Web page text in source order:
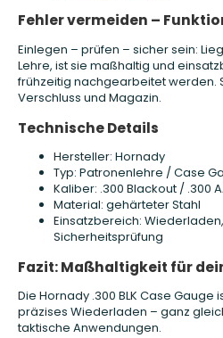
Fehler vermeiden –
Einlegen – prüfen – sicher sein:
Lehre, ist sie maßhaltig und
frühzeitig nachgearbeitet werden.
Verschluss und Magazin.
Technische Details
Hersteller: Hornady
Typ: Patronenlehre / Case
Kaliber: .300 Blackout / .300
Material: gehärteter Stahl
Einsatzbereich:
Sicherheitsprüfung
Fazit: Maßhaltigkeit für
Die Hornady .300 BLK Case
präzises Wiederladen – ganz
taktische Anwendungen.